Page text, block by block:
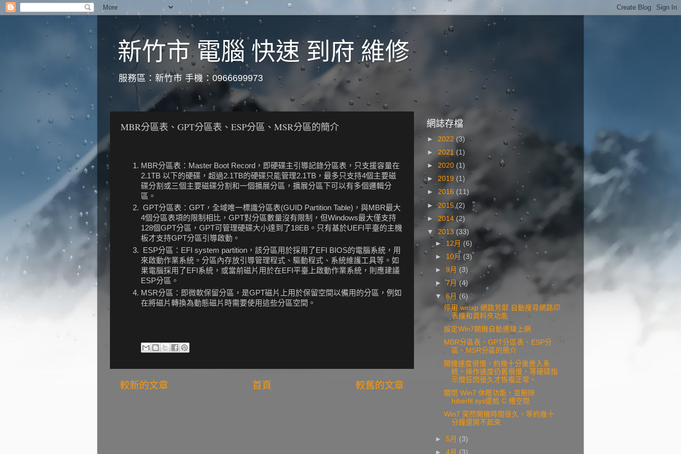
新竹市 電腦 快速 到府 維修
服務區：新竹市 手機：0966699973
MBR分區表、GPT分區表、ESP分區、MSR分區的簡介
MBR分區表：Master Boot Record，即硬碟主引導記錄分區表，只支援容量在
2.1TB 以下的硬碟，超過2.1TB的硬碟只能管理2.1TB，最多只支持4個主要磁
碟分割或三個主要磁碟分割和一個擴展分區，擴展分區下可以有多個邏輯分
區。
GPT分區表：GPT，全域唯一標識分區表(GUID Partition Table)，與MBR最大
4個分區表項的限制相比，GPT對分區數量沒有限制，但Windows最大僅支持
128個GPT分區，GPT可管理硬碟大小達到了18EB。只有基於UEFI平臺的主機
板才支持GPT分區引導啟動。
ESP分區：EFI system partition，該分區用於採用了EFI BIOS的電腦系統，用
來啟動作業系統。分區內存放引導管理程式、驅動程式、系統維護工具等。如
果電腦採用了EFI系統，或當前磁片用於在EFI平臺上啟動作業系統，則應建議
ESP分區。
MSR分區：即微軟保留分區，是GPT磁片上用於保留空間以備用的分區，例如
在將磁片轉換為動態磁片時需要使用這些分區空間。
較新的文章 較舊的文章
首頁
網誌存檔
► 2022 (3)
► 2021 (1)
► 2020 (1)
► 2019 (1)
► 2016 (11)
►2015(2)
► 2014 (2)
▼ 2013(33)
► 12月 (6)
► 10月 (3)
►9月 (3)
►7月 (4)
▼6月 (6)
停用 winxp 網路芳鄰 自動搜尋網路印
表機和資料夾功能
設定Win7開機自動連線上網
MBR分區表、GPT分區表、ESP分
區、MSR分區的簡介
開機速度很慢，約幾十分後進入系
統。操作速度仍舊很慢，等硬碟指
示燈狂閃很久才恢復正常。
關閉 Win7 休眠功能，並刪除
hiberfil.sys還給 C 槽空間
Win7 突然開機時間很久，等約幾十
分鐘還開不起來
► 5月 (3)
►4月 (3)